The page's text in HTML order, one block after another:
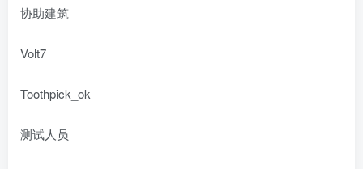
协助建筑
Volt7
Toothpick_ok
测试人员